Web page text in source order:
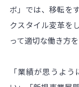
ボ」では、移転を
クスタイル変革を
って適切な働き方
「業績が思うよ